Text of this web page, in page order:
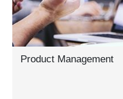
Product Management